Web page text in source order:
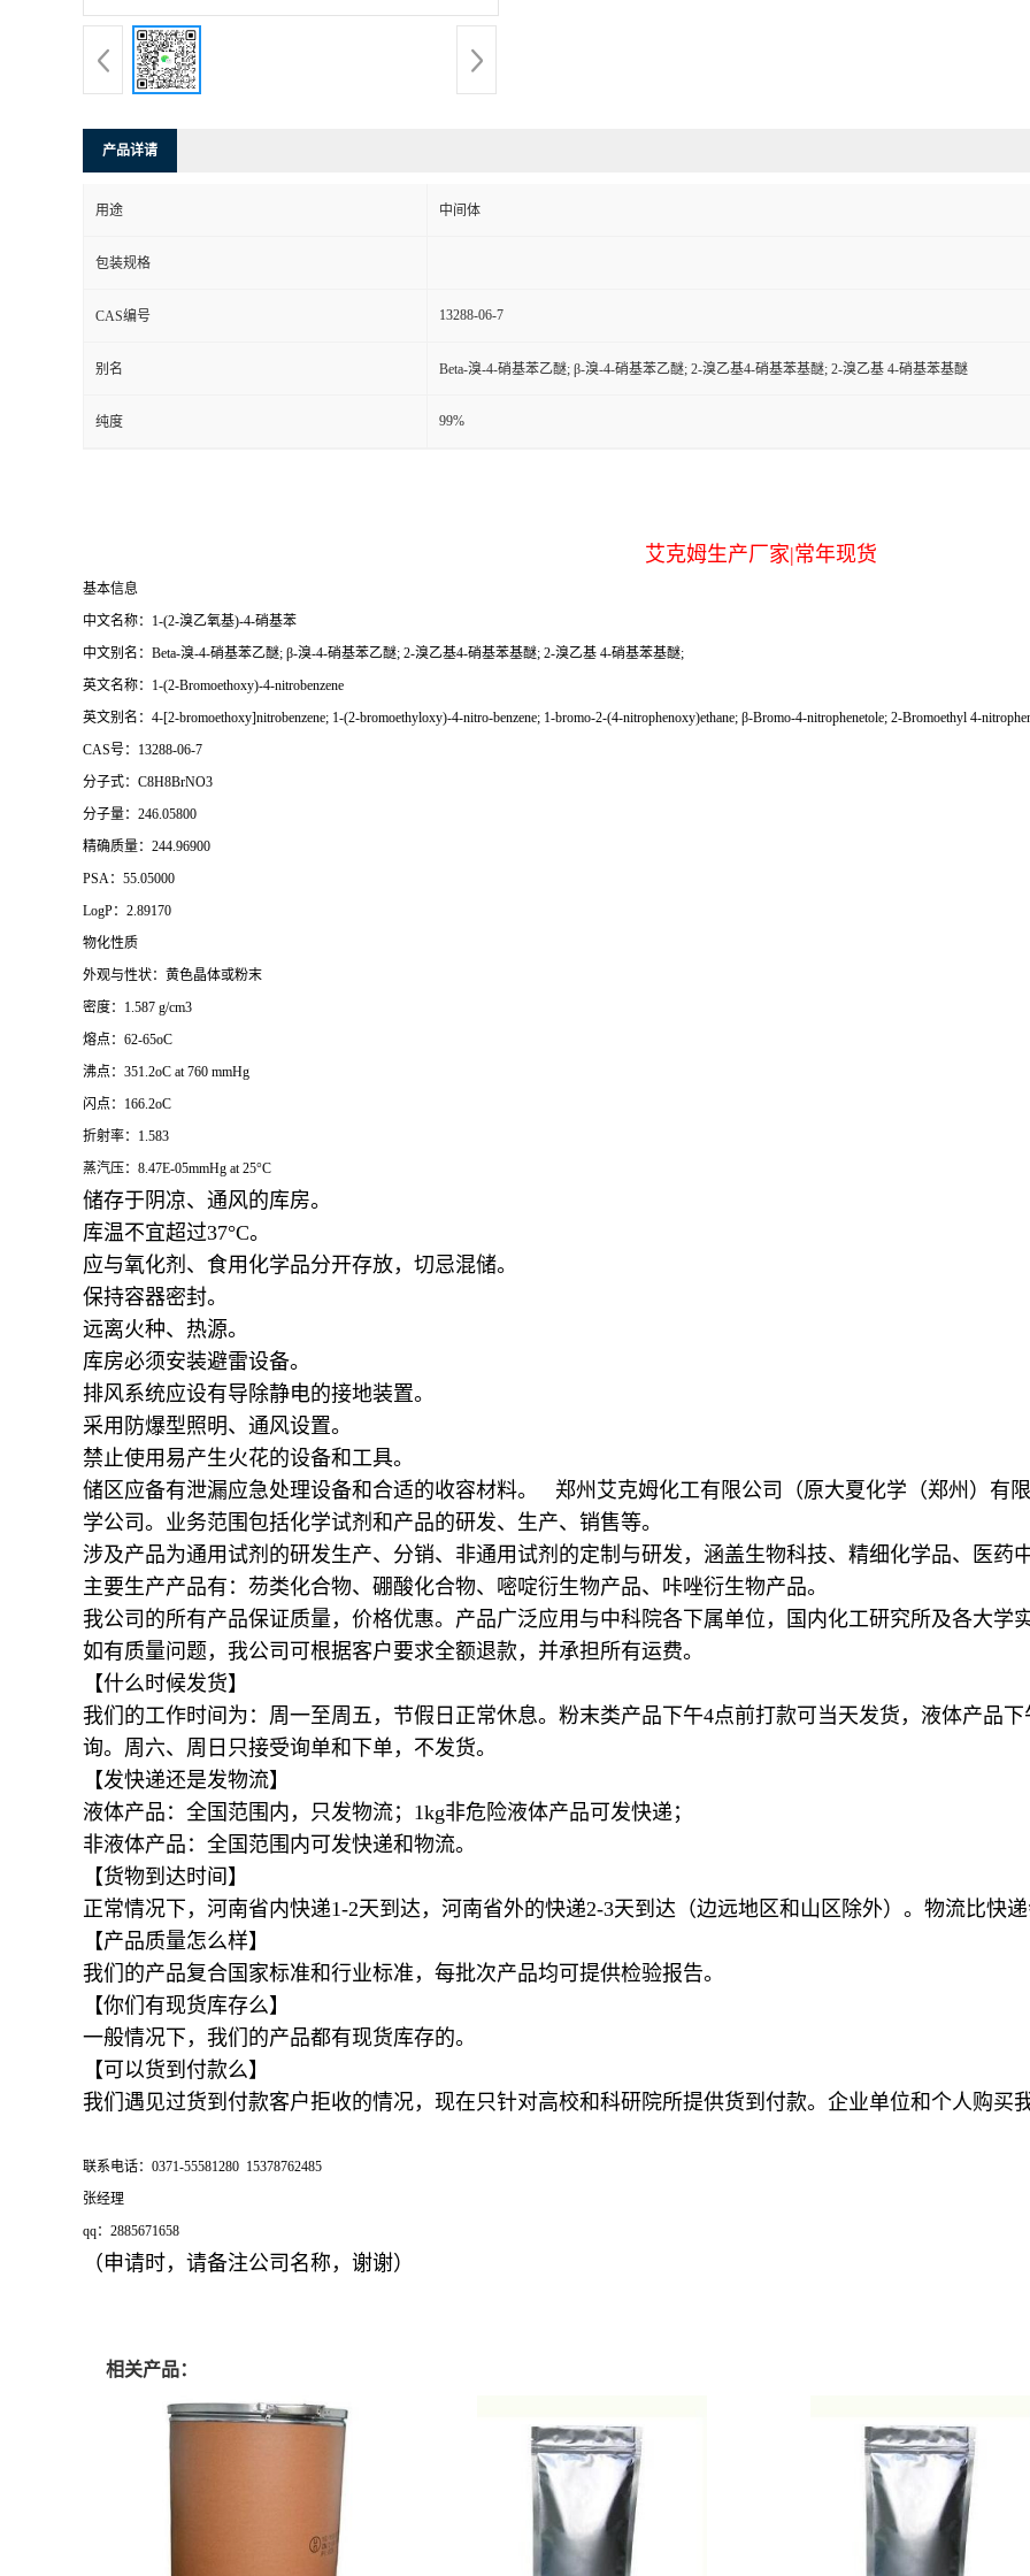
产品详请
用途 中间体
包装规格
CAS编号 13288-06-7
别名 Beta-溴-4-硝基苯乙醚; β-溴-4-硝基苯乙醚; 2-溴乙基4-硝基苯基醚; 2-溴乙基 4-硝基苯基醚
纯度 99%
艾克姆生产厂家|常年现货
基本信息
中文名称：1-(2-溴乙氧基)-4-硝基苯
中文别名：Beta-溴-4-硝基苯乙醚; β-溴-4-硝基苯乙醚; 2-溴乙基4-硝基苯基醚; 2-溴乙基 4-硝基苯基醚;
英文名称：1-(2-Bromoethoxy)-4-nitrobenzene
英文别名：4-[2-bromoethoxy]nitrobenzene; 1-(2-bromoethyloxy)-4-nitro-benzene; 1-bromo-2-(4-nitrophenoxy)ethane; β-Bromo-4-nitrophenetole; 2-Bromoethyl 4-
CAS号：13288-06-7
分子式：C8H8BrNO3
分子量：246.05800
精确质量：244.96900
PSA：55.05000
LogP：2.89170
物化性质
外观与性状：黄色晶体或粉末
密度：1.587 g/cm3
熔点：62-65oC
沸点：351.2oC at 760 mmHg
闪点：166.2oC
折射率：1.583
蒸汽压：8.47E-05mmHg at 25°C
储存于阴凉、通风的库房。
库温不宜超过37°C。
应与氧化剂、食用化学品分开存放，切忌混储。
保持容器密封。
远离火种、热源。
库房必须安装避雷设备。
排风系统应设有导除静电的接地装置。
采用防爆型照明、通风设置。
禁止使用易产生火花的设备和工具。
储区应备有泄漏应急处理设备和合适的收容材料。 郑州艾克姆化工有限公司（原大夏化学（郑州）有
学公司。业务范围包括化学试剂和产品的研发、生产、销售等。
涉及产品为通用试剂的研发生产、分销、非通用试剂的定制与研发，涵盖生物科技、精细化学品、医药
主要生产产品有：芴类化合物、硼酸化合物、嘧啶衍生物产品、咔唑衍生物产品。
我公司的所有产品保证质量，价格优惠。产品广泛应用与中科院各下属单位，国内化工研究所及各大学实
如有质量问题，我公司可根据客户要求全额退款，并承担所有运费。
【什么时候发货】
我们的工作时间为：周一至周五，节假日正常休息。粉末类产品下午4点前打款可当天发货，液体产品
询。周六、周日只接受询单和下单，不发货。
【发快递还是发物流】
液体产品：全国范围内，只发物流；1kg非危险液体产品可发快递；
非液体产品：全国范围内可发快递和物流。
【货物到达时间】
正常情况下，河南省内快递1-2天到达，河南省外的快递2-3天到达（边远地区和山区除外）。物流比快递
【产品质量怎么样】
我们的产品复合国家标准和行业标准，每批次产品均可提供检验报告。
【你们有现货库存么】
一般情况下，我们的产品都有现货库存的。
【可以货到付款么】
我们遇见过货到付款客户拒收的情况，现在只针对高校和科研院所提供货到付款。企业单位和个人购买
联系电话：0371-55581280 15378762485
张经理
qq：2885671658
（申请时，请备注公司名称，谢谢）
相关产品：